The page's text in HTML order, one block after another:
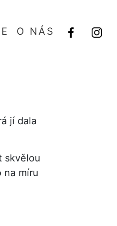
O NÁS
jí dala
skvělou
na míru